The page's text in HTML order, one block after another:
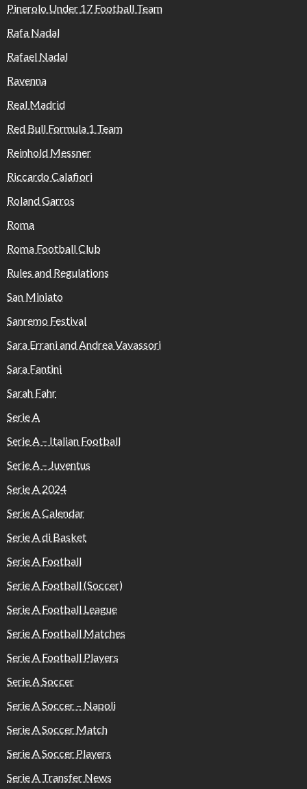
Pinerolo Under 17 Football Team
Rafa Nadal
Rafael Nadal
Ravenna
Real Madrid
Red Bull Formula 1 Team
Reinhold Messner
Riccardo Calafiori
Roland Garros
Roma
Roma Football Club
Rules and Regulations
San Miniato
Sanremo Festival
Sara Errani and Andrea Vavassori
Sara Fantini
Sarah Fahr
Serie A
Serie A – Italian Football
Serie A – Juventus
Serie A 2024
Serie A Calendar
Serie A di Basket
Serie A Football
Serie A Football (Soccer)
Serie A Football League
Serie A Football Matches
Serie A Football Players
Serie A Soccer
Serie A Soccer – Napoli
Serie A Soccer Match
Serie A Soccer Players
Serie A Transfer News